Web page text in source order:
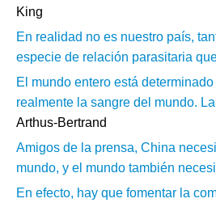
King
En realidad no es nuestro país,
especie de relación parasitaria
El mundo entero está
realmente la sangre del mundo.
Arthus-Bertrand
Amigos de la prensa, China
mundo, y el mundo también
En efecto, hay que fomentar la